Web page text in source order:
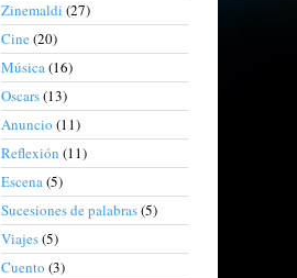
Zinemaldi (27)
Cine(20)
Música(16)
Oscars(13)
Anuncio (11)
Reflexión (11)
Escena(5)
Sucesiones de palabras(5)
Viajes(5)
Cuento (3)